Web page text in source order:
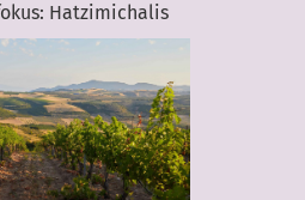
Hatzimichalis